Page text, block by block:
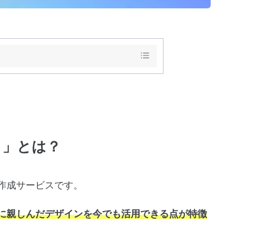
とは？
成サービスです。
親しんだデザインを今でも活用できる点が特徴